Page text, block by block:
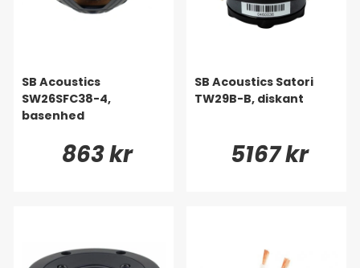
SB Acoustics
SW26SFC38-4,
basenhed
863 kr
SB Acoustics Satori
TW29B-B, diskant
5167 kr